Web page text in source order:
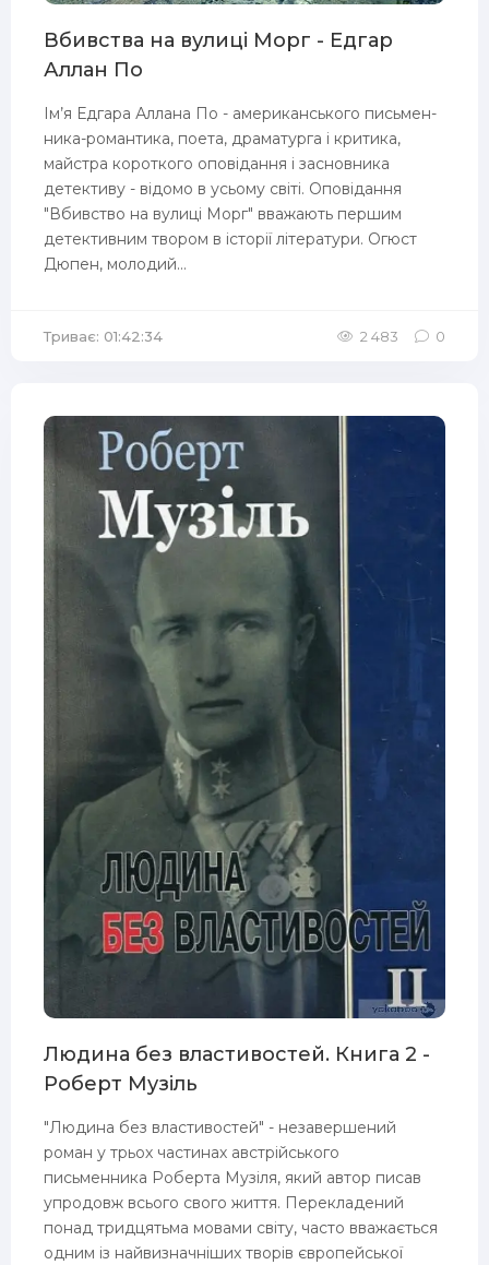
Вбивства на вулиці Морг - Едгар
Аллан По
Ім’я Едгара Аллана По - американського письмен­
ника-романтика, поета, драматурга і критика,
майстра короткого оповідання і засновника
детективу - відомо в усьому світі. Оповідання
"Вбивство на вулиці Морг" вважають першим
детективним твором в історії літератури. Огюст
Дюпен, молодий...
Триває: 01:42:34 2 483 0
Людина без властивостей. Книга 2 -
Роберт Музіль
"Людина без властивостей" - незавершений
роман у трьох частинах австрійського
письменника Роберта Музіля, який автор писав
упродовж всього свого життя. Перекладений
понад тридцятьма мовами світу, часто вважається
одним із найвизначніших творів європейської